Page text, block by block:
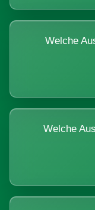
Welche
Welche